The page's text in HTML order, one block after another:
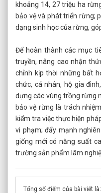
khoảng 14, 27 triệu ha
bảo vệ và phát triển rừng;
dạng sinh học của rừng,
Để hoàn thành các mục
truyền, nâng cao nhận
chỉnh kịp thời những bất
chức, cá nhân, hộ gia
dựng các vùng trồng rừng
bảo vệ rừng là trách
kiểm tra việc thực hiện
vi phạm; đẩy mạnh
giống mới có năng suất
trường sản phẩm lâm
Tổng số điểm của bài viết